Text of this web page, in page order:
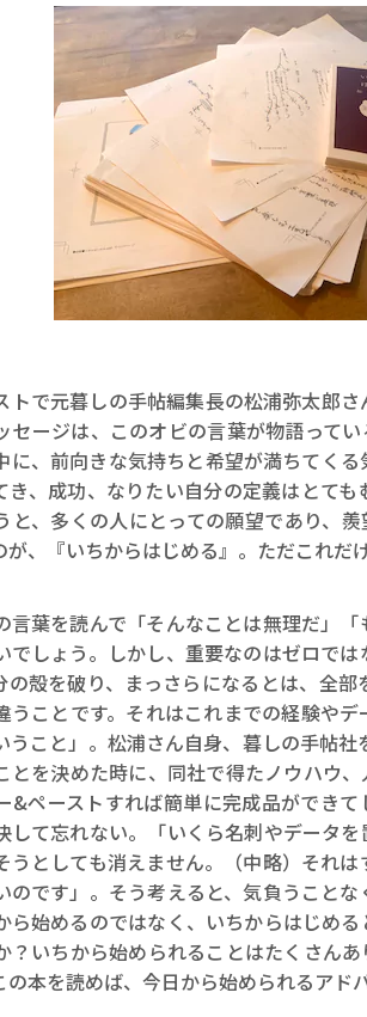
で元暮しの手帖編集長の松浦弥太郎さ
セージは、このオビの言葉が物語って
に、前向きな気持ちと希望が満ちてく
き、成功、なりたい自分の定義はとて
と、多くの人にとっての願望であり、
、『いちからはじめる』。ただこれだ
葉を読んで「そんなことは無理だ」「
でしょう。しかし、重要なのはゼロで
の殻を破り、まっさらになるとは、全
うことです。それはこれまでの経験や
うこと」。松浦さん自身、暮しの手帖
とを決めた時に、同社で得たノウハウ
&ペーストすれば簡単に完成品ができ
して忘れない。「いくら名刺やデータ
うとしても消えません。（中略）それ
のです」。そう考えると、気負うこと
ら始めるのではなく、いちからはじめ
？いちから始められることはたくさん
本を読めば、今日から始められるアド